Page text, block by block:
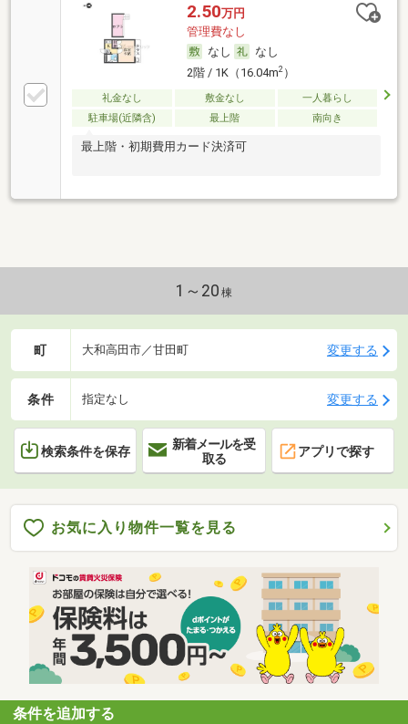
2.50万円
管理費なし
なし
なし
2階 / 1K（16.04m2）
礼金なし 敷金なし
一人暮らし
駐車場(近隣含)
最上階 南向き
最上階・初期費用カード決済可
1～20 棟
町 大和高田市／甘田町 変更する
条件 指定なし 変更する
検索条件を保存
新着メールを受
取る
アプリで探す
お気に入り物件一覧を見る
条件を追加する